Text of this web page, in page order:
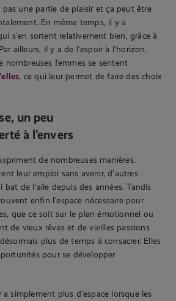
pas une partie de plaisir et ça peut être
En même temps, il y a
s’en sortent relativement bien, grâce à
ailleurs, il y a de l’espoir à l’horizon.
nombreuses femmes se sentent
, ce qui leur permet de faire des choix
un peu
à l’envers
de nombreuses manières.
leur emploi sans avenir, d’autres
de l’aile depuis des années. Tandis
enfin l’espace nécessaire pour
que ce soit sur le plan émotionnel ou
de vieux rêves et de vieilles passions
plus de temps à consacrer. Elles
pour se développer
a simplement plus d’espace lorsque les